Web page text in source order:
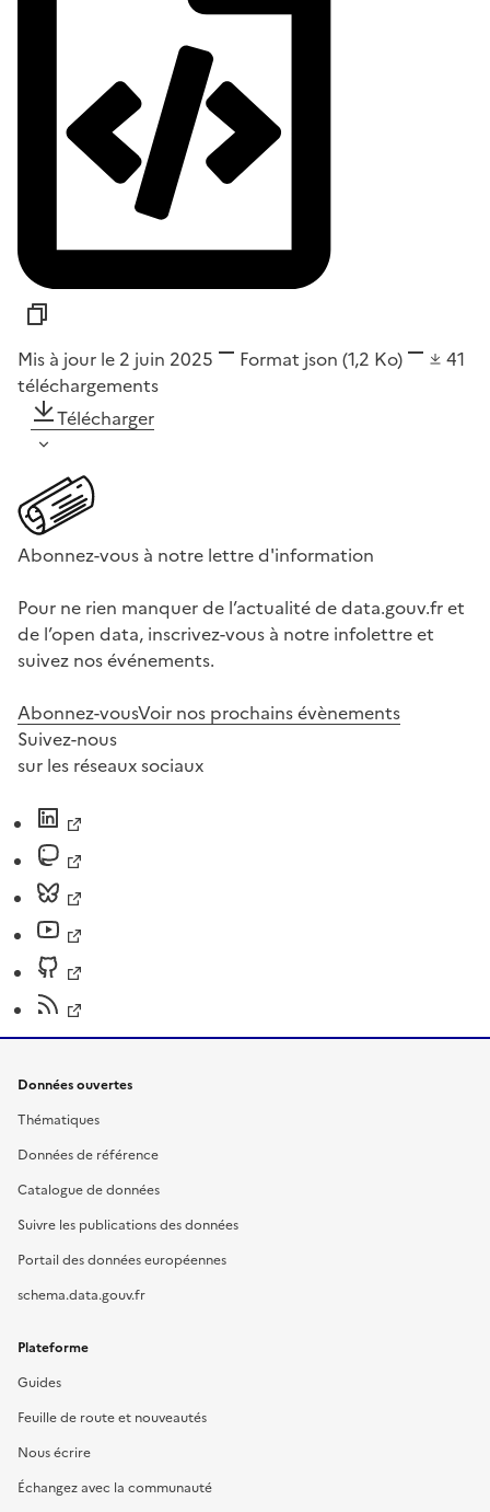
Mis à jour le 2 juin 2025 Format json (1,2 Ko)
41
téléchargements
Télécharger
Abonnez-vous à notre lettre d'information
Pour ne rien manquer de l’actualité de data.gouv.fr et
de l’open data, inscrivez-vous à notre infolettre et
suivez nos événements.
Abonnez-vousVoir nos prochains évènements
Suivez-nous
sur les réseaux sociaux
Données ouvertes
Thématiques
Données de référence
Catalogue de données
Suivre les publications des données
Portail des données européennes
schema.data.gouv.fr
Plateforme
Guides
Feuille de route et nouveautés
Nous écrire
Échangez avec la communauté